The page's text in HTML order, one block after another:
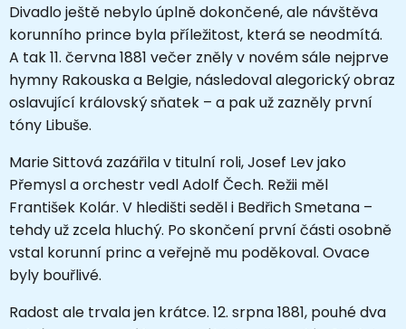
Divadlo ještě nebylo úplně dokončené, ale návštěva
korunního prince byla příležitost, která se neodmítá.
A tak 11. června 1881 večer zněly v novém sále nejprve
hymny Rakouska a Belgie, následoval alegorický obraz
oslavující královský sňatek – a pak už zazněly první
tóny Libuše.
Marie Sittová zazářila v titulní roli, Josef Lev jako
Přemysl a orchestr vedl Adolf Čech. Režii měl
František Kolár. V hledišti seděl i Bedřich Smetana –
tehdy už zcela hluchý. Po skončení první části osobně
vstal korunní princ a veřejně mu poděkoval. Ovace
byly bouřlivé.
Radost ale trvala jen krátce. 12. srpna 1881, pouhé dva